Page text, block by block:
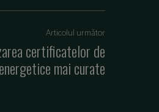
Articolul următor
certificatelor de
mai curate